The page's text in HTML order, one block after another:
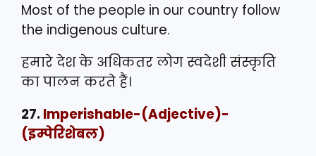
Most of the people in our country follow
the indigenous culture.
हमारे देश के अधिकतर लोग स्वदेशी संस्कृति
का पालन करते हैं।
27.Imperishable-(Adjective)-
(इम्पेरिशेबल)